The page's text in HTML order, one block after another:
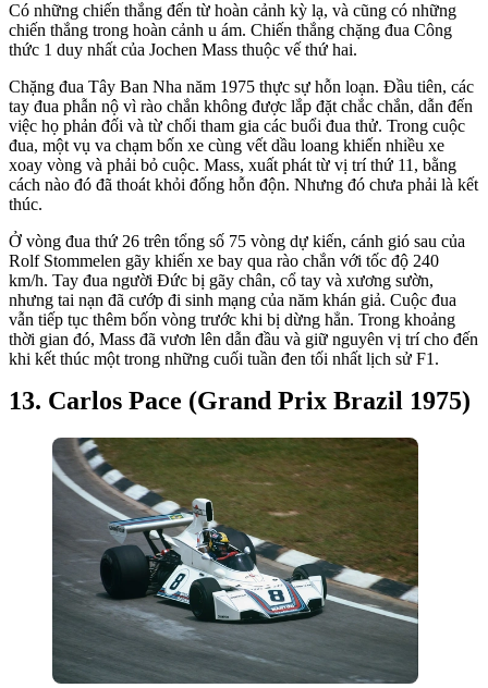
Có những chiến thắng đến từ hoàn cảnh kỳ lạ, và cũng có những
chiến thắng trong hoàn cảnh u ám. Chiến thắng chặng đua Công
thức 1 duy nhất của Jochen Mass thuộc vế thứ hai.
Chặng đua Tây Ban Nha năm 1975 thực sự hỗn loạn. Đầu tiên, các
tay đua phẫn nộ vì rào chắn không được lắp đặt chắc chắn, dẫn đến
việc họ phản đối và từ chối tham gia các buổi đua thử. Trong cuộc
đua, một vụ va chạm bốn xe cùng vết dầu loang khiến nhiều xe
xoay vòng và phải bỏ cuộc. Mass, xuất phát từ vị trí thứ 11, bằng
cách nào đó đã thoát khỏi đống hỗn độn. Nhưng đó chưa phải là kết
thúc.
Ở vòng đua thứ 26 trên tổng số 75 vòng dự kiến, cánh gió sau của
Rolf Stommelen gãy khiến xe bay qua rào chắn với tốc độ 240
km/h. Tay đua người Đức bị gãy chân, cổ tay và xương sườn,
nhưng tai nạn đã cướp đi sinh mạng của năm khán giả. Cuộc đua
vẫn tiếp tục thêm bốn vòng trước khi bị dừng hẳn. Trong khoảng
thời gian đó, Mass đã vươn lên dẫn đầu và giữ nguyên vị trí cho đến
khi kết thúc một trong những cuối tuần đen tối nhất lịch sử F1.
Carlos Pace (Grand Prix Brazil 1975)